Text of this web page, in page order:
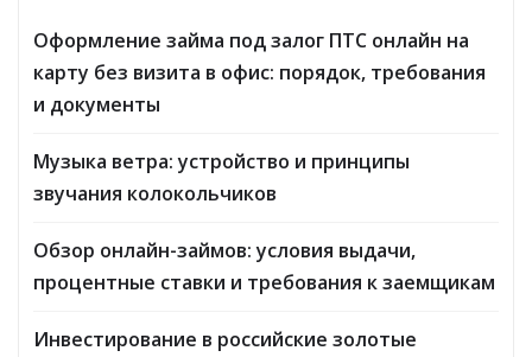
Оформление займа под залог ПТС онлайн на
карту без визита в офис: порядок, требования
и документы
Музыка ветра: устройство и принципы
звучания колокольчиков
Обзор онлайн-займов: условия выдачи,
процентные ставки и требования к заемщикам
Инвестирование в российские золотые